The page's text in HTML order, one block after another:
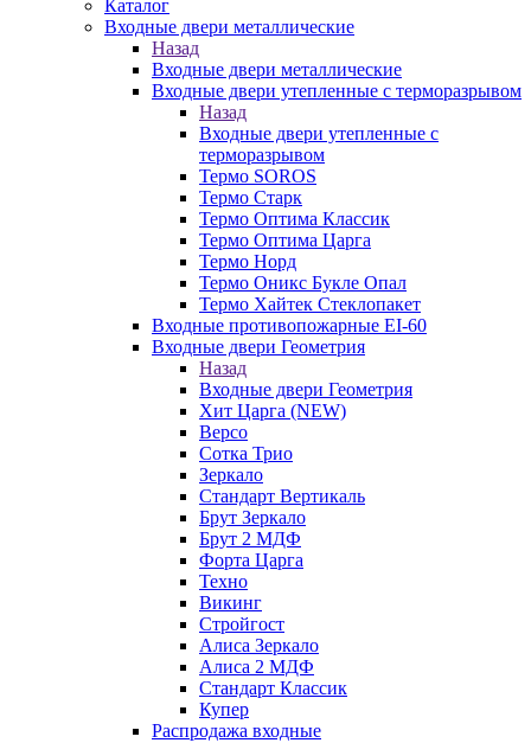
Каталог
Входные двери металлические
Назад
Входные двери металлические
Входные двери утепленные с терморазрывом
Назад
Входные двери утепленные с
терморазрывом
Термо SOROS
Термо Старк
Термо Оптима Классик
Термо Оптима Царга
Термо Норд
Термо Оникс Букле Опал
Термо Хайтек Стеклопакет
Входные противопожарные EI-60
Входные двери Геометрия
Назад
Входные двери Геометрия
Хит Царга (NEW)
Версо
Сотка Трио
Зеркало
Стандарт Вертикаль
Брут Зеркало
Брут 2 МДФ
Форта Царга
Техно
Викинг
Стройгост
Алиса Зеркало
Алиса 2 МДФ
Стандарт Классик
Купер
Распродажа входные